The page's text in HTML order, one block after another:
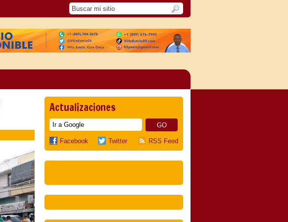
Actualizaciones
Facebook Twitter RSS Feed